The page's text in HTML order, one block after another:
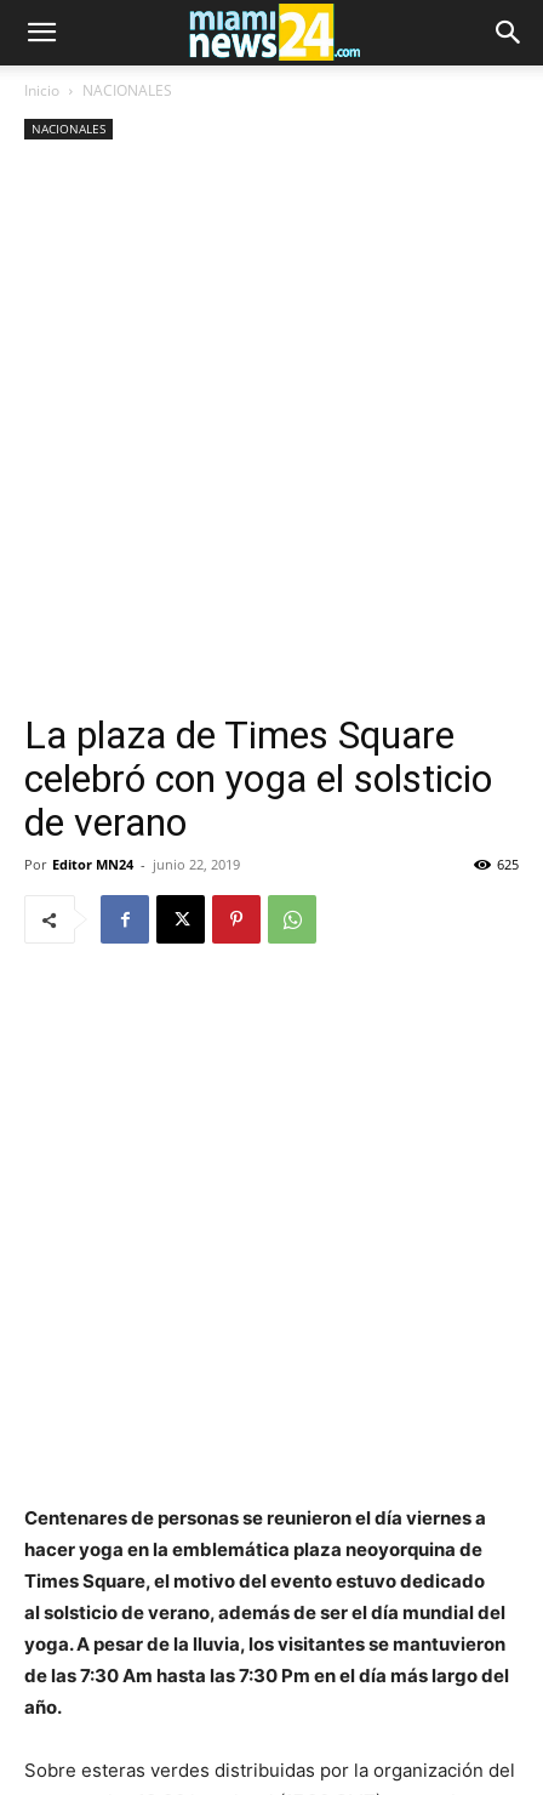
Inicio NACIONALES
NACIONALES
La plaza de Times Square
celebró con yoga el solsticio
de verano
Por Editor MN24 - junio 22, 2019 625
Centenares de personas se reunieron el día viernes a
hacer yoga en la emblemática plaza neoyorquina de
Times Square, el motivo del evento estuvo dedicado
al solsticio de verano, además de ser el día mundial del
yoga. A pesar de la lluvia, los visitantes se mantuvieron
de las 7:30 Am hasta las 7:30 Pm en el día más largo del
año.
Sobre esteras verdes distribuidas por la organización del